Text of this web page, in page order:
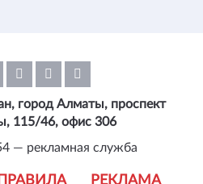
город Алматы, проспект
115/46, офис 306
— рекламная служба